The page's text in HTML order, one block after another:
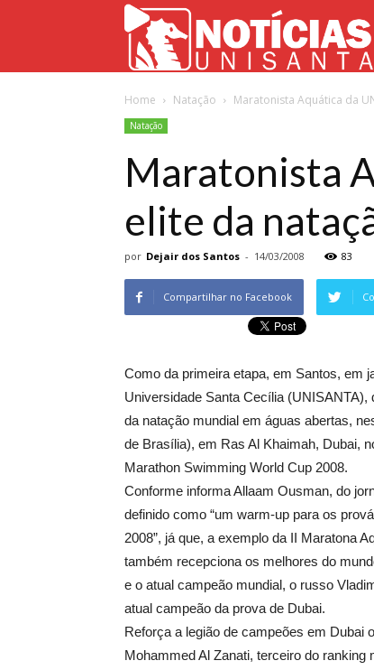
Home Natação Maratonista Aquática da
Natação
Maratonista
elite da
por Dejair dos Santos - 14/03/2008 83
Compartilhar no Facebook
Como da primeira etapa, em Santos, em
Universidade Santa Cecília
da natação mundial em águas abertas,
de Brasília), em Ras Al Khaimah, Dubai,
Marathon Swimming World Cup 2008.
Conforme informa Allaam Ousman, do
definido como “um warm-up para os
2008”, já que, a exemplo da II Maratona
também recepciona os melhores do
e o atual campeão mundial, o russo
atual campeão da prova de Dubai.
Reforça a legião de campeões em Dubai
Mohammed Al Zanati, terceiro do